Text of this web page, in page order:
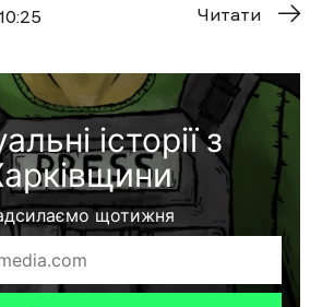
Читати
історії з
щотижня